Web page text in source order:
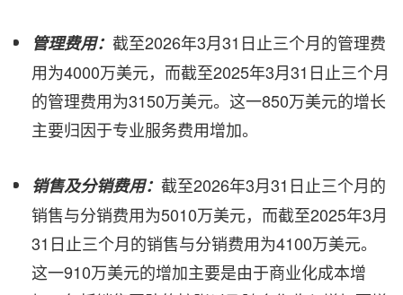
管理费用： 截至2026年3月31日止三个月的管理费
用为4000万美元，而截至2025年3月31日止三个月
的管理费用为3150万美元。这一850万美元的增长
主要归因于专业服务费用增加。
销售及分销费用： 截至2026年3月31日止三个月的
销售与分销费用为5010万美元，而截至2025年3月
31日止三个月的销售与分销费用为4100万美元。
这一910万美元的增加主要是由于商业化成本增